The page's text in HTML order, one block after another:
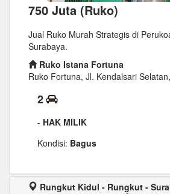
750 Juta (Ruko)
Jual Ruko Murah Strategis di
Surabaya.
Ruko Istana Fortuna
Ruko Fortuna, Jl. Kendalsari
2
- HAK MILIK
Kondisi: Bagus
Rungkut Kidul - Rungkut -